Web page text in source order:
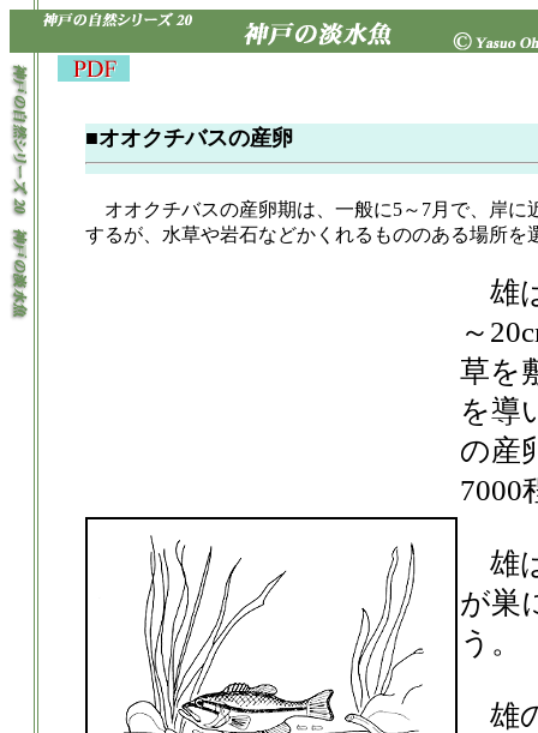
■オオクチバスの産卵
オオクチバスの産卵期は、一般に5～7月で、岸に
するが、水草や岩石などかくれるもののある場所を
雄
～
草を
を導
の産
7000
雄
が巣
う。
雄